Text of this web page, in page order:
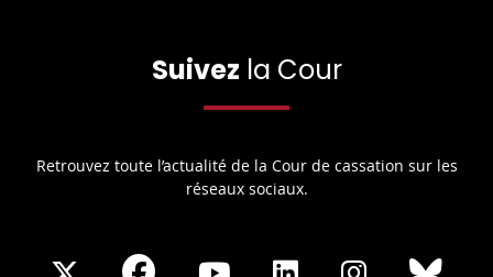
Suivez la Cour
Retrouvez toute l’actualité de la Cour de cassation sur les
réseaux sociaux.